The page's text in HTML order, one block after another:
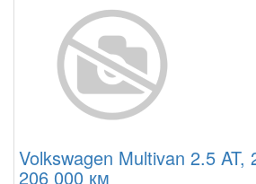
Volkswagen Multivan 2.5 AT,
206 000 км